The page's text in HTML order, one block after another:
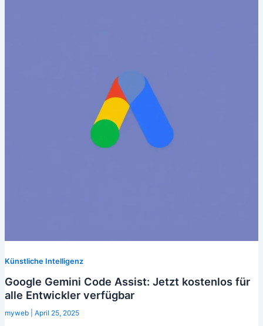
Künstliche Intelligenz
Google Gemini Code Assist: Jetzt kostenlos für
alle Entwickler verfügbar
myweb April 25, 2025